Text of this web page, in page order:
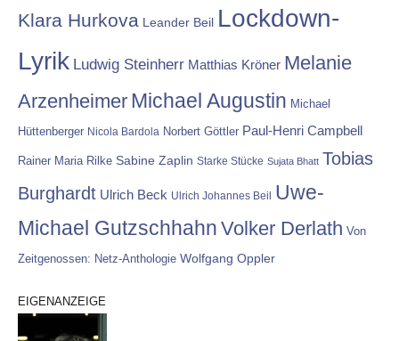
Klara Hurkova Leander Beil Lockdown-
Lyrik Ludwig Steinherr Matthias Kröner Melanie
Arzenheimer Michael Augustin Michael
Hüttenberger Nicola Bardola Norbert Göttler Paul-Henri Campbell
Rainer Maria Rilke Sabine Zaplin Starke Stücke Sujata Bhatt Tobias
Burghardt Ulrich Beck Ulrich Johannes Beil Uwe-
Michael Gutzschhahn Volker Derlath Von
Zeitgenossen: Netz-Anthologie Wolfgang Oppler
EIGENANZEIGE